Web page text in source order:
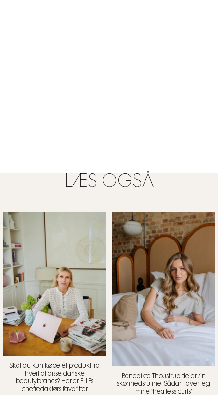
LÆS OGSÅ
Skal du kun købe ét produkt fra
hvert af disse danske
beautybrands? Her er ELLEs
chefredaktørs favoritter
Benedikte Thoustrup deler sin
skønhedsrutine: Sådan laver jeg
mine ‘heatless curls’